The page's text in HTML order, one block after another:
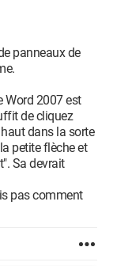
panneaux de
Word 2007 est
de cliquez
dans la sorte
petite flèche et
Sa devrait
pas comment